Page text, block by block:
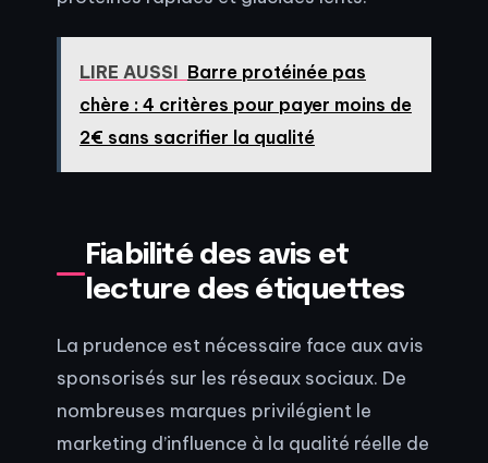
LIRE AUSSI Barre protéinée pas
chère : 4 critères pour payer moins de
2€ sans sacrifier la qualité
Fiabilité des avis et
lecture des étiquettes
La prudence est nécessaire face aux avis
sponsorisés sur les réseaux sociaux. De
nombreuses marques privilégient le
marketing d’influence à la qualité réelle de